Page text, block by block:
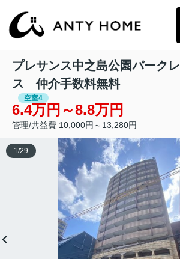
プレサンス中之島公園パーク
ス 仲介手数料無料
空室4
6.4万円～8.8万円
管理/共益費 10,000円～13,280円
1 /29